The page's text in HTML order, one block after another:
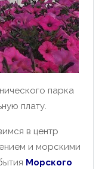
парка
плату.
в центр
и морскими
Морского